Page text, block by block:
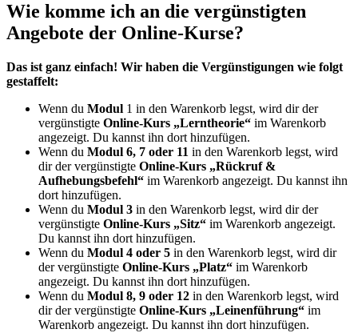
Wie komme ich an die vergünstigten
Angebote der Online-Kurse?
Das ist ganz einfach! Wir haben die Vergünstigungen wie folgt
gestaffelt:
Wenn du Modul 1 in den Warenkorb legst, wird dir der
vergünstigte Online-Kurs „Lerntheorie“ im Warenkorb
angezeigt. Du kannst ihn dort hinzufügen.
Wenn du Modul 6, 7 oder 11 in den Warenkorb legst, wird
dir der vergünstigte Online-Kurs „Rückruf &
Aufhebungsbefehl“ im Warenkorb angezeigt. Du kannst ihn
dort hinzufügen.
Wenn du Modul 3 in den Warenkorb legst, wird dir der
vergünstigte Online-Kurs „Sitz“ im Warenkorb angezeigt.
Du kannst ihn dort hinzufügen.
Wenn du Modul 4 oder 5 in den Warenkorb legst, wird dir
der vergünstigte Online-Kurs „Platz“ im Warenkorb
angezeigt. Du kannst ihn dort hinzufügen.
Wenn du Modul 8, 9 oder 12 in den Warenkorb legst, wird
dir der vergünstigte Online-Kurs „Leinenführung“ im
Warenkorb angezeigt. Du kannst ihn dort hinzufügen.